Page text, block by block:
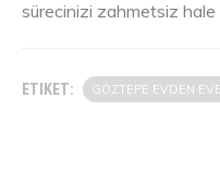
sürecinizi zahmetsiz hale
ETIKET: GÖZTEPE EVDEN